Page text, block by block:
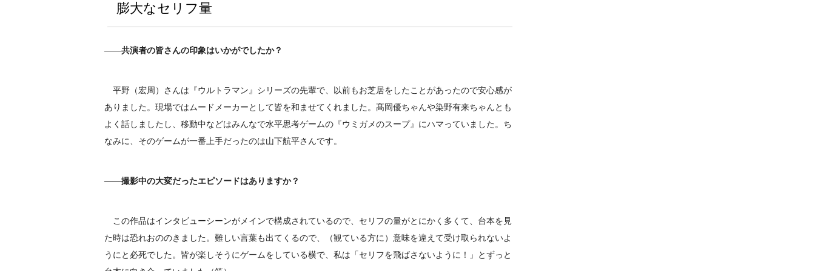
膨大なセリフ量
――共演者の皆さんの印象はいかがでしたか？
平野（宏周）さんは『ウルトラマン』シリーズの先輩で、以前もお芝居をしたことがあったので安心感が
ありました。現場ではムードメーカーとして皆を和ませてくれました。髙岡優ちゃんや染野有来ちゃんとも
よく話しましたし、移動中などはみんなで水平思考ゲームの『ウミガメのスープ』にハマっていました。ち
なみに、そのゲームが一番上手だったのは山下航平さんです。
――撮影中の大変だったエピソードはありますか？
この作品はインタビューシーンがメインで構成されているので、セリフの量がとにかく多くて、台本を見
た時は恐れおののきました。難しい言葉も出てくるので、（観ている方に）意味を違えて受け取られないよ
うにと必死でした。皆が楽しそうにゲームをしている横で、私は「セリフを飛ばさないように！」とずっと